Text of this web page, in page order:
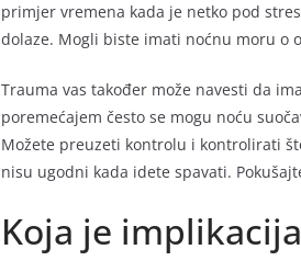
primjer vremena kada je netko pod
dolaze. Mogli biste imati noćnu moru o
Trauma vas također može navesti da
poremećajem često se mogu noću
Možete preuzeti kontrolu i kontrolirati
nisu ugodni kada idete spavati.
Koja je